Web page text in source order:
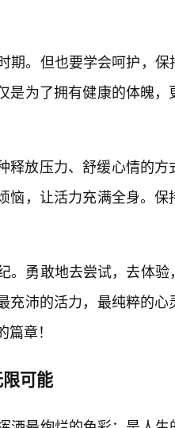
。但也要学会呵护，保
是为了拥有健康的体魄，
释放压力、舒缓心情的
，让活力充满全身。保
勇敢地去尝试，去体验
充沛的活力，最纯粹的
章！
可能